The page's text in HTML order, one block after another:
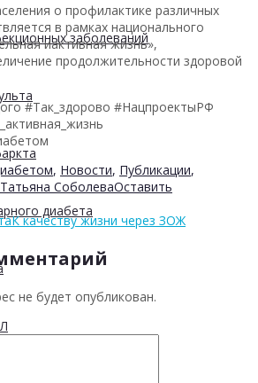
заболеваний
диабета
о профилактике различных
в рамках национального
иактивная жизнь»,
продолжительности здоровой
#Так_здорово #НацпроектыРФ
, Новости, Публикации,
Татьяна СоболеваОставить
К качеству жизни через ЗОЖ
не будет опубликован.